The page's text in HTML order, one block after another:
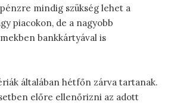
mindig szükség lehet a
piacokon, de a nagyobb
bankkártyával is
általában hétfőn zárva tartanak.
előre ellenőrizni az adott